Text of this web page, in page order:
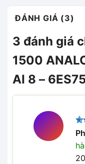
ĐÁNH GIÁ (3)
3 đánh giá
1500
AI 8 –
4